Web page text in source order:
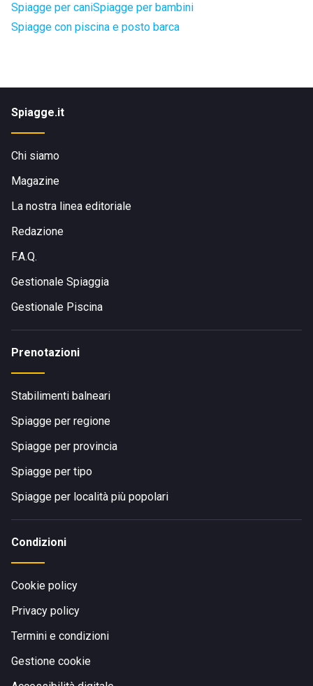
Spiagge per caniSpiagge per bambini
Spiagge con piscina e posto barca
Spiagge.it
Chi siamo
Magazine
La nostra linea editoriale
Redazione
F.A.Q.
Gestionale Spiaggia
Gestionale Piscina
Prenotazioni
Stabilimenti balneari
Spiagge per regione
Spiagge per provincia
Spiagge per tipo
Spiagge per località più popolari
Condizioni
Cookie policy
Privacy policy
Termini e condizioni
Gestione cookie